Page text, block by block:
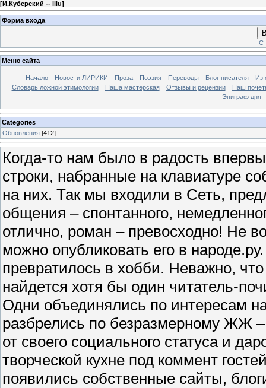
[И.Куберский -- lilu]
Форма входа
Меню сайта
Начало Новости ЛИРИКИ Проза Поэзия Переводы Блог писателя
Из
Словарь ложной этимологии
Наша мастерская Отзывы и рецензии
Наш
Эпиграф дня
Categories
Обновления [412]
Когда-то нам было в радость
строки, набранные на клавиатуре
на них. Так мы входили в Сеть,
общения – спонтанного,
отлично, роман – превосходно! Не
можно опубликовать его в
превратилось в хобби. Неважно,
найдется хотя бы один читатель-
Одни объединялись по интересам
разбрелись по безразмерному ЖЖ
от своего социального статуса и
творческой кухне под коммент
появились собственные сайты,